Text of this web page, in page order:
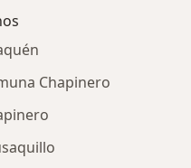
Chapinero